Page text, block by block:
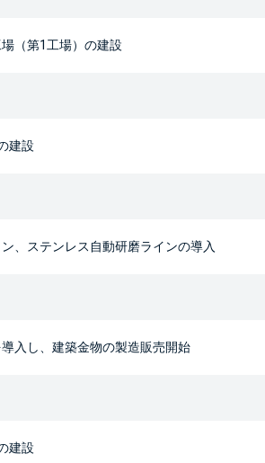
（第1工場）の建設
建設
、ステンレス自動研磨ラインの導入
入し、建築金物の製造販売開始
建設